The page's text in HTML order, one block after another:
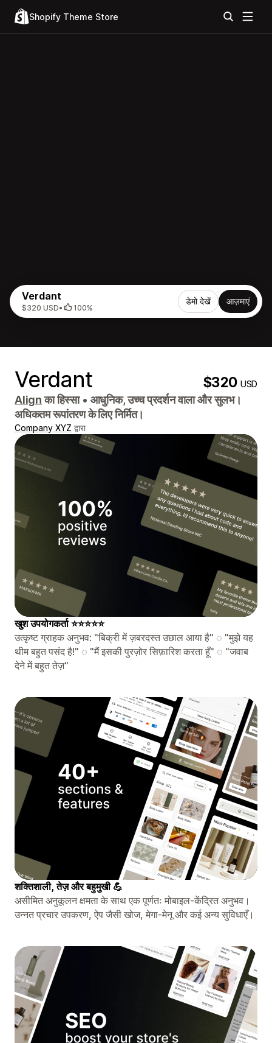
Shopify Theme Store
Verdant
$320 USD• 100%
डेमो देखें आज़माएं
Verdant $320USD
Alignका हिस्सा • आधुनिक, उच्च प्रदर्शन वाला और सुलभ।
अधिकतम रूपांतरण के लिए निर्मित।
Company XYZ द्वारा
️खुश उपयोगकर्ता ⭐⭐⭐⭐⭐
उत्कृष्ट ग्राहक अनुभव: "बिक्री में ज़बरदस्त उछाल आया है" ◌ "मुझे यह
थीम बहुत पसंद है!" ◌ "मैं इसकी पुरज़ोर सिफ़ारिश करता हूँ" ◌ "जवाब
देने में बहुत तेज़"
शक्तिशाली, तेज़ और बहुमुखी 💪
असीमित अनुकूलन क्षमता के साथ एक पूर्णतः मोबाइल-केंद्रित अनुभव।
उन्नत प्रचार उपकरण, ऐप जैसी खोज, मेगा-मेनू और कई अन्य सुविधाएँ।